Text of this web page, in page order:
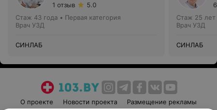
1 отзыв
5.0
Стаж 43 года • Первая категория
Врач УЗД
СИНЛАБ
Стаж 25 лет
Врач УЗД
СИНЛАБ
О проекте Новости проекта
Размещение рекламы